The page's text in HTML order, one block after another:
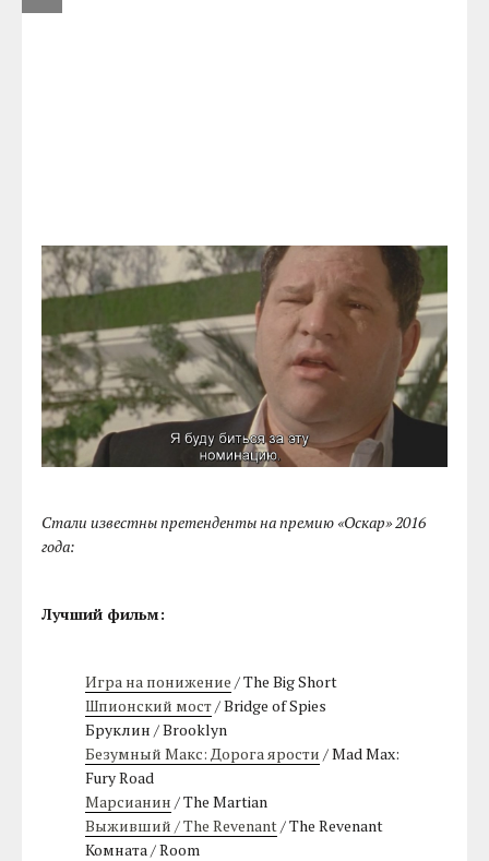
Стали известны претенденты на премию «Оскар» 2016
года:
Лучший фильм:
Игра на понижение / The Big Short
Шпионский мост/ Bridge of Spies
Бруклин / Brooklyn
Безумный Макс: Дорога ярости / Mad Max:
Fury Road
Марсианин / The Martian
Выживший / The Revenant/ The Revenant
Комната / Room